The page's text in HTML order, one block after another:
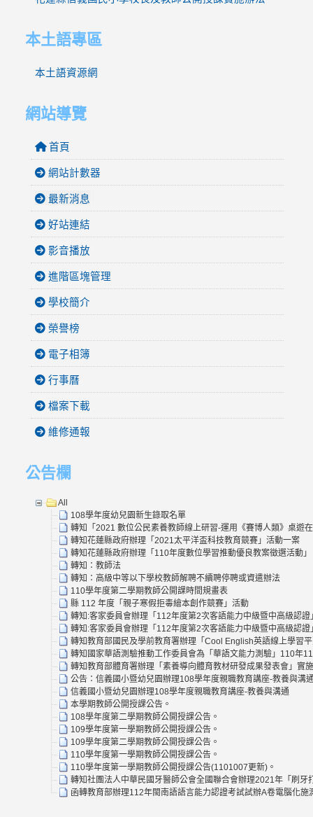
本土語專區
本土語資源網
網站導覽
首頁
網站計數器
最新消息
好站連結
影音播放
進階區塊管理
學校簡介
榮譽榜
電子相簿
行事曆
檔案下載
維修通報
公告欄
All
108學年度幼兒園新生錄取名單
轉知「2021 數位公民素養教師線上研習-運用《賽博人類》桌遊
轉知花蓮縣政府辦理「2021太平洋盃科技教育競賽」活動一案
轉知花蓮縣政府辦理「110年度數位學習推動優良教案徵選活動」
轉知：教師法
轉知：高級中等以下學校教師解聘不續聘停聘或資遣辦法
110學年度第二學期教師公開課時間規畫表
縣 112 年度「親子寒假拒毒繪本創作競賽」活動
轉知:客家委員會辦理「112年度第2次客語能力中級暨中高級認
轉知:客家委員會辦理「112年度第2次客語能力中級暨中高級認
轉知教育部國民及學前教育署辦理「Cool English英語線上學習
轉知國家華語測驗推動工作委員會為「華語文能力測驗」110年
轉知教育部體育署辦理「素養導向體育教材研發成果發表會」實
公告：信義國小暨幼兒園辦理108學年度親職教育講座-教養與溝
信義國小暨幼兒園辦理108學年度親職教育講座-教養與溝通
本學期教師公開授課公告。
108學年度第二學期教師公開授課公告。
109學年度第一學期教師公開授課公告。
109學年度第二學期教師公開授課公告。
110學年度第一學期教師公開授課公告。
110學年度第一學期教師公開授課公告(1101007更新)。
轉知社團法人中華民國牙醫師公會全國聯合會辦理2021年「刷牙
函轉教育部辦理112年閩南語語言能力認證考試試辦A卷電腦化